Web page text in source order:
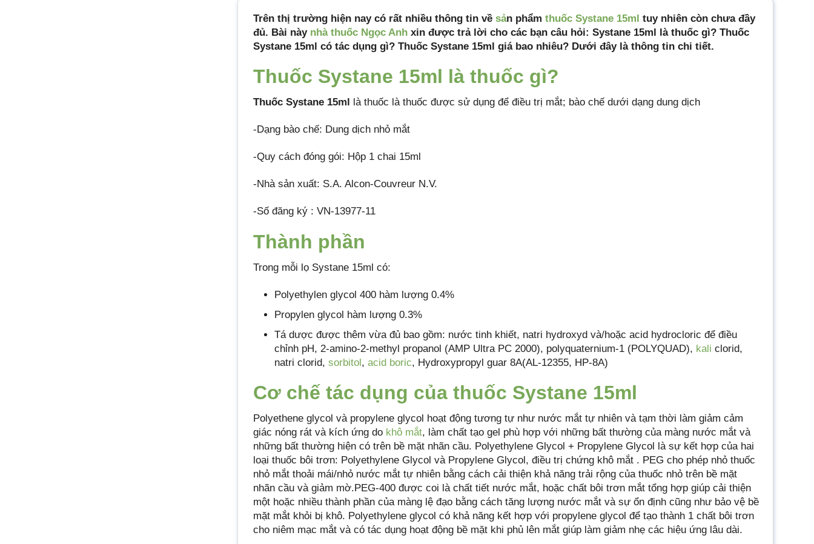
Trên thị trường hiện nay có rất nhiều thông tin về sản phẩm thuốc Systane 15ml tuy nhiên còn chưa đầy
đủ. Bài này nhà thuốc Ngọc Anh xin được trả lời cho các bạn câu hỏi: Systane 15ml là thuốc gì? Thuốc
Systane 15ml có tác dụng gì? Thuốc Systane 15ml giá bao nhiêu? Dưới đây là thông tin chi tiết.
Thuốc Systane 15ml là thuốc gì?
Thuốc Systane 15ml là thuốc là thuốc được sử dụng để điều trị mắt; bào chế dưới dạng dung dịch
-Dạng bào chế: Dung dịch nhỏ mắt
-Quy cách đóng gói: Hộp 1 chai 15ml
-Nhà sản xuất: S.A. Alcon-Couvreur N.V.
-Số đăng ký : VN-13977-11
Thành phần
Trong mỗi lọ Systane 15ml có:
Polyethylen glycol 400 hàm lượng 0.4%
Propylen glycol hàm lượng 0.3%
Tá dược được thêm vừa đủ bao gồm: nước tinh khiết, natri hydroxyd và/hoặc acid hydrocloric để điều
chỉnh pH, 2-amino-2-methyl propanol (AMP Ultra PC 2000), polyquaternium-1 (POLYQUAD), kali clorid,
natri clorid, sorbitol, acid boric, Hydroxypropyl guar 8A(AL-12355, HP-8A)
Cơ chế tác dụng của thuốc Systane 15ml
Polyethene glycol và propylene glycol hoạt động tương tự như nước mắt tự nhiên và tạm thời làm giảm cảm
giác nóng rát và kích ứng do khô mắt, làm chất tạo gel phù hợp với những bất thường của màng nước mắt và
những bất thường hiện có trên bề mặt nhãn cầu. Polyethylene Glycol + Propylene Glycol là sự kết hợp của hai
loại thuốc bôi trơn: Polyethylene Glycol và Propylene Glycol, điều trị chứng khô mắt . PEG cho phép nhỏ thuốc
nhỏ mắt thoải mái/nhỏ nước mắt tự nhiên bằng cách cải thiện khả năng trải rộng của thuốc nhỏ trên bề mặt
nhãn cầu và giảm mờ.PEG-400 được coi là chất tiết nước mắt, hoặc chất bôi trơn mắt tổng hợp giúp cải thiện
một hoặc nhiều thành phần của màng lệ đạo bằng cách tăng lượng nước mắt và sự ổn định cũng như bảo vệ bề
mặt mắt khỏi bị khô. Polyethylene glycol có khả năng kết hợp với propylene glycol để tạo thành 1 chất bôi trơn
cho niêm mạc mắt và có tác dụng hoạt động bề mặt khi phủ lên mắt giúp làm giảm nhẹ các hiệu ứng lâu dài.